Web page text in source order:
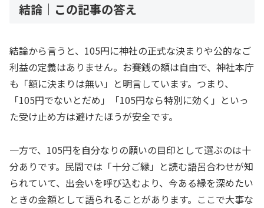
結論｜この記事の答え
結論から言うと、105円に神社の正式な決まりや公的なご
利益の定義はありません。お賽銭の額は自由で、神社本庁
も「額に決まりは無い」と明言しています。つまり、
「105円でないとだめ」「105円なら特別に効く」といっ
た受け止め方は避けたほうが安全です。
一方で、105円を自分なりの願いの目印として選ぶのは十
分ありです。民間では「十分ご縁」と読む語呂合わせが知
られていて、出会いを呼び込むより、今ある縁を深めたい
ときの金額として語られることがあります。ここで大事な